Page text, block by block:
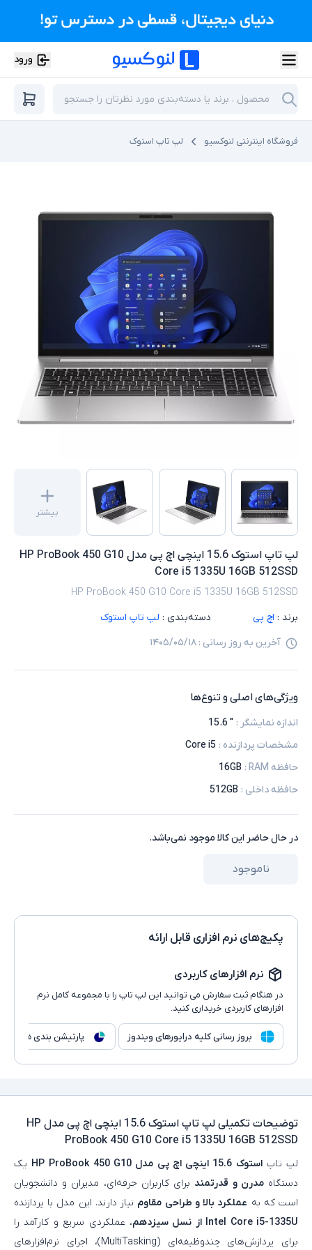
ورود
فروشگاه اینترنتی لنوکسیو لپ تاپ استوک
بیشتر
لپ تاپ استوک 15.6 اینچی اچ پی مدل HP ProBook 450 G10
Core i5 1335U 16GB 512SSD
HP ProBook 450 G10 Core i5 1335U 16GB 512SSD
برند : اچ پی دسته‌بندی : لپ تاپ استوک
آخرین به روز رسانی : ۱۴۰۵/۰۵/۱۸
ویژگی‌های اصلی و تنوع‌ها
اندازه نمایشگر :
" 15.6
مشخصات پردازنده :
Core i5
حافظه RAM
:
16GB
حافظه داخلی :
512GB
در حال حاضر این کالا موجود نمی‌باشد.
ناموجود
پکیج‌های نرم افزاری قابل ارائه
نرم افزارهای کاربردی
در هنگام ثبت سفارش می توانید این لپ تاپ را با مجموعه کامل نرم
افزارهای کاربردی خریداری کنید.
بروز رسانی کلیه درایورهای ویندوز پارتیشن بندی هارد
توضیحات تکمیلی
لپ تاپ استوک 15.6 اینچی اچ پی مدل HP
ProBook 450 G10 Core i5 1335U 16GB 512SSD
لپ‌ تاپاستوک 15.6 اینچی اچ‌ پی مدل HP ProBook 450 G10
یک
دستگاهمدرن و قدرتمند برای کاربران حرفه‌ای، مدیران و دانشجویان
است که به عملکرد بالا و طراحی مقاوم نیاز دارند. این مدل با پردازنده
Intel Core i5-1335U از نسل سیزدهم
، عملکردی سریع و کارآمد را
برای پردازش‌های چندوظیفه‌ای (MultiTasking)، اجرای نرم‌افزارهای